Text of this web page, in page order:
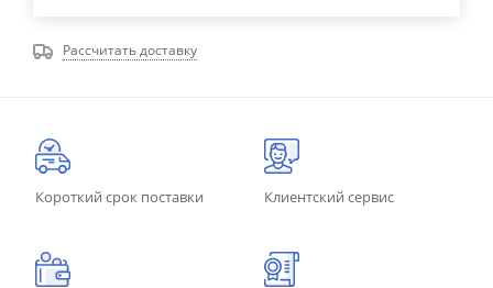
Рассчитать доставку
Короткий срок поставки Клиентский сервис